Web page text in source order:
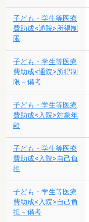
子ども・学生等医療
費助成<通院>所得制
限
子ども・学生等医療
費助成<通院>所得制
限－備考
子ども・学生等医療
費助成<入院>対象年
齢
子ども・学生等医療
費助成<入院>自己負
担
子ども・学生等医療
費助成<入院>自己負
担－備考